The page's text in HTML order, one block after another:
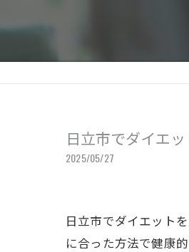
日立市でダイエ
2025/05/27
日立市でダイエット
に合った方法で健康